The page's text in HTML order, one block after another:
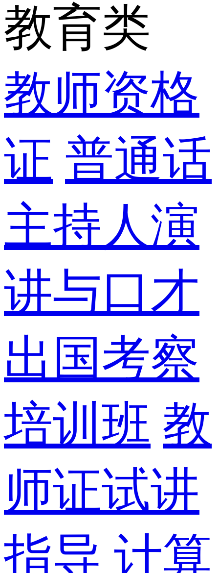
教育类
教师资格
证 普通话
主持人演
讲与口才
出国考察
培训班 教
师证试讲
指导 计算